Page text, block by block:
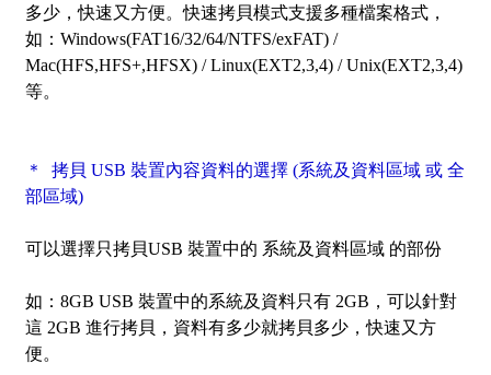
多少，快速又方便。快速拷貝模式支援多種檔案格式，
如：Windows(FAT16/32/64/NTFS/exFAT) /
Mac(HFS,HFS+,HFSX) / Linux(EXT2,3,4) / Unix(EXT2,3,4)
等。
＊ 拷貝 USB 裝置內容資料的選擇 (系統及資料區域 或 全
部區域)
可以選擇只拷貝USB 裝置中的 系統及資料區域的部份
如：8GB USB 裝置中的系統及資料只有 2GB，可以針對
這 2GB 進行拷貝，資料有多少就拷貝多少，快速又方
便。